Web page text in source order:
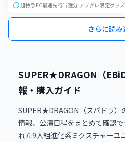
さらに読み
SUPER★DRAGON（
報・購入ガイド
SUPER★DRAGON（スパドラ）
情報、公演日程をまとめて確認
れた9人組進化系ミクスチャーユ